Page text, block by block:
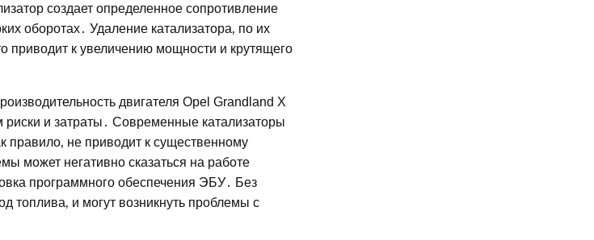
создает определенное сопротивление
оборотах․ Удаление катализатора‚ по их
приводит к увеличению мощности и крутящего
двигателя Opel Grandland X
и затраты․ Современные катализаторы
правило‚ не приводит к существенному
может негативно сказаться на работе
программного обеспечения ЭБУ․ Без
топлива‚ и могут возникнуть проблемы с